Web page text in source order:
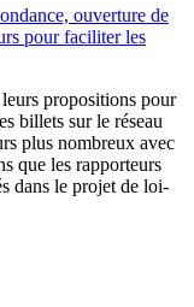
ouverture de
pour faciliter les
propositions pour
billets sur le réseau
plus nombreux avec
que les rapporteurs
dans le projet de loi-